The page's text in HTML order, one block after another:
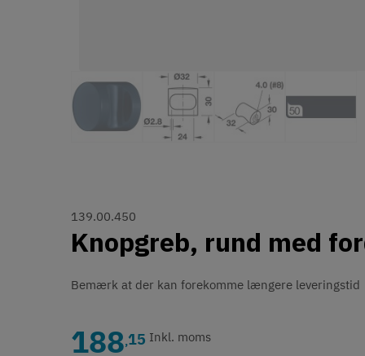
139.00.450
Knopgreb, rund med
Bemærk at der kan forekomme længere leveringstid
188,15 Inkl. moms